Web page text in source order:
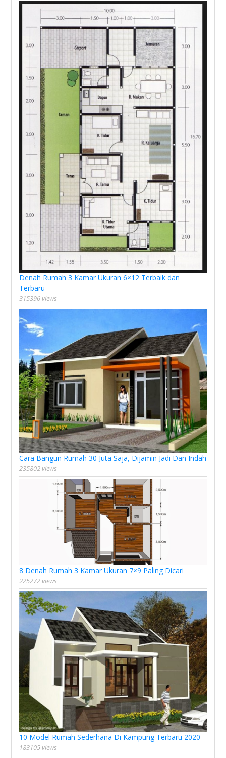
Denah Rumah 3 Kamar Ukuran 6×12 Terbaik dan
Terbaru
315396 views
Cara Bangun Rumah 30 Juta Saja, Dijamin Jadi Dan Indah
235802 views
8 Denah Rumah 3 Kamar Ukuran 7×9 Paling Dicari
225272 views
10 Model Rumah Sederhana Di Kampung Terbaru 2020
183105 views